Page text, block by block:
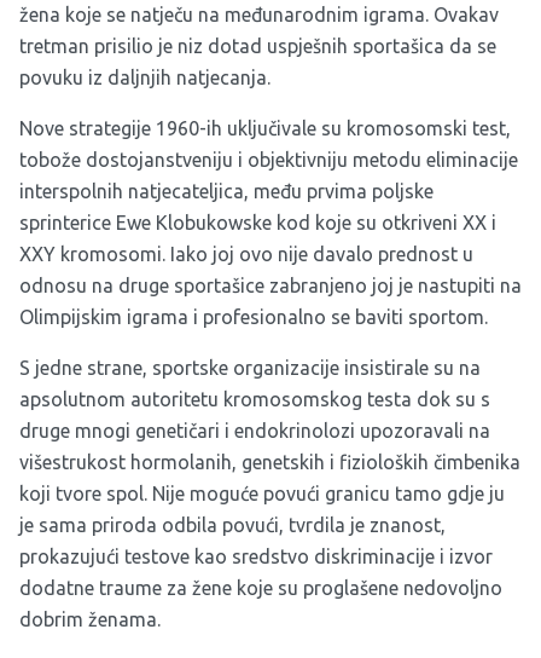
žena koje se natječu na međunarodnim igrama. Ovakav
tretman prisilio je niz dotad uspješnih sportašica da se
povuku iz daljnjih natjecanja.
Nove strategije 1960-ih uključivale su kromosomski test,
tobože dostojanstveniju i objektivniju metodu eliminacije
interspolnih natjecateljica, među prvima poljske
sprinterice Ewe Klobukowske kod koje su otkriveni XX i
XXY kromosomi. Iako joj ovo nije davalo prednost u
odnosu na druge sportašice zabranjeno joj je nastupiti na
Olimpijskim igrama i profesionalno se baviti sportom.
S jedne strane, sportske organizacije insistirale su na
apsolutnom autoritetu kromosomskog testa dok su s
druge mnogi genetičari i endokrinolozi upozoravali na
višestrukost hormolanih, genetskih i fizioloških čimbenika
koji tvore spol. Nije moguće povući granicu tamo gdje ju
je sama priroda odbila povući, tvrdila je znanost,
prokazujući testove kao sredstvo diskriminacije i izvor
dodatne traume za žene koje su proglašene nedovoljno
dobrim ženama.